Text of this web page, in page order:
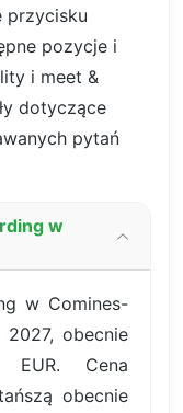
przycisku
pozycje i
i meet &
dotyczące
pytań
w
w Comines-
obecnie
Cena
obecnie